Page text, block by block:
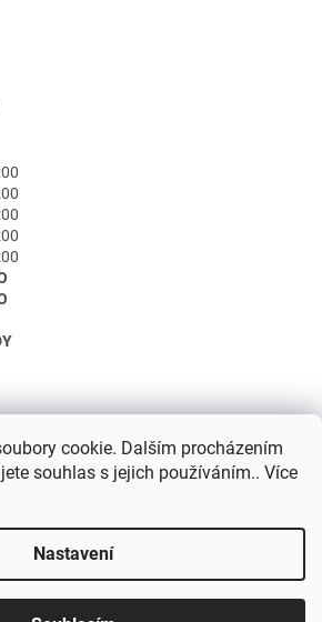
cookie. Dalším procházením
souhlas s jejich používáním.. Více
Nastavení
Vytvořil Shoptet